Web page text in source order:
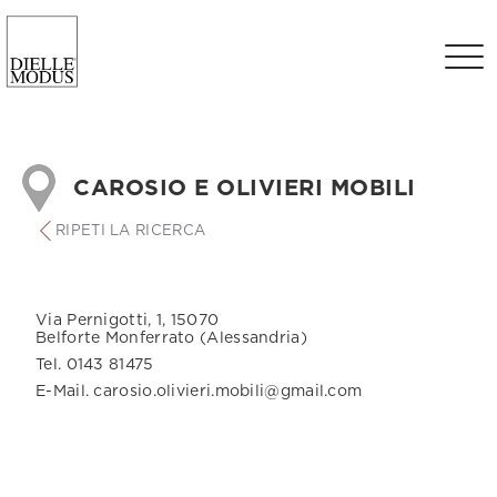
CAROSIO E OLIVIERI MOBILI
RIPETI LA RICERCA
Via Pernigotti, 1, 15070
Belforte Monferrato (Alessandria)
Tel. 0143 81475
E-Mail. carosio.olivieri.mobili@gmail.com